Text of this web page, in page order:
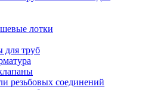
лотки
для труб
резьбовых соединений